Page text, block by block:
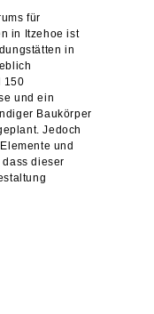
für
in Itzehoe ist
in
150
und ein
Baukörper
Jedoch
und
dieser